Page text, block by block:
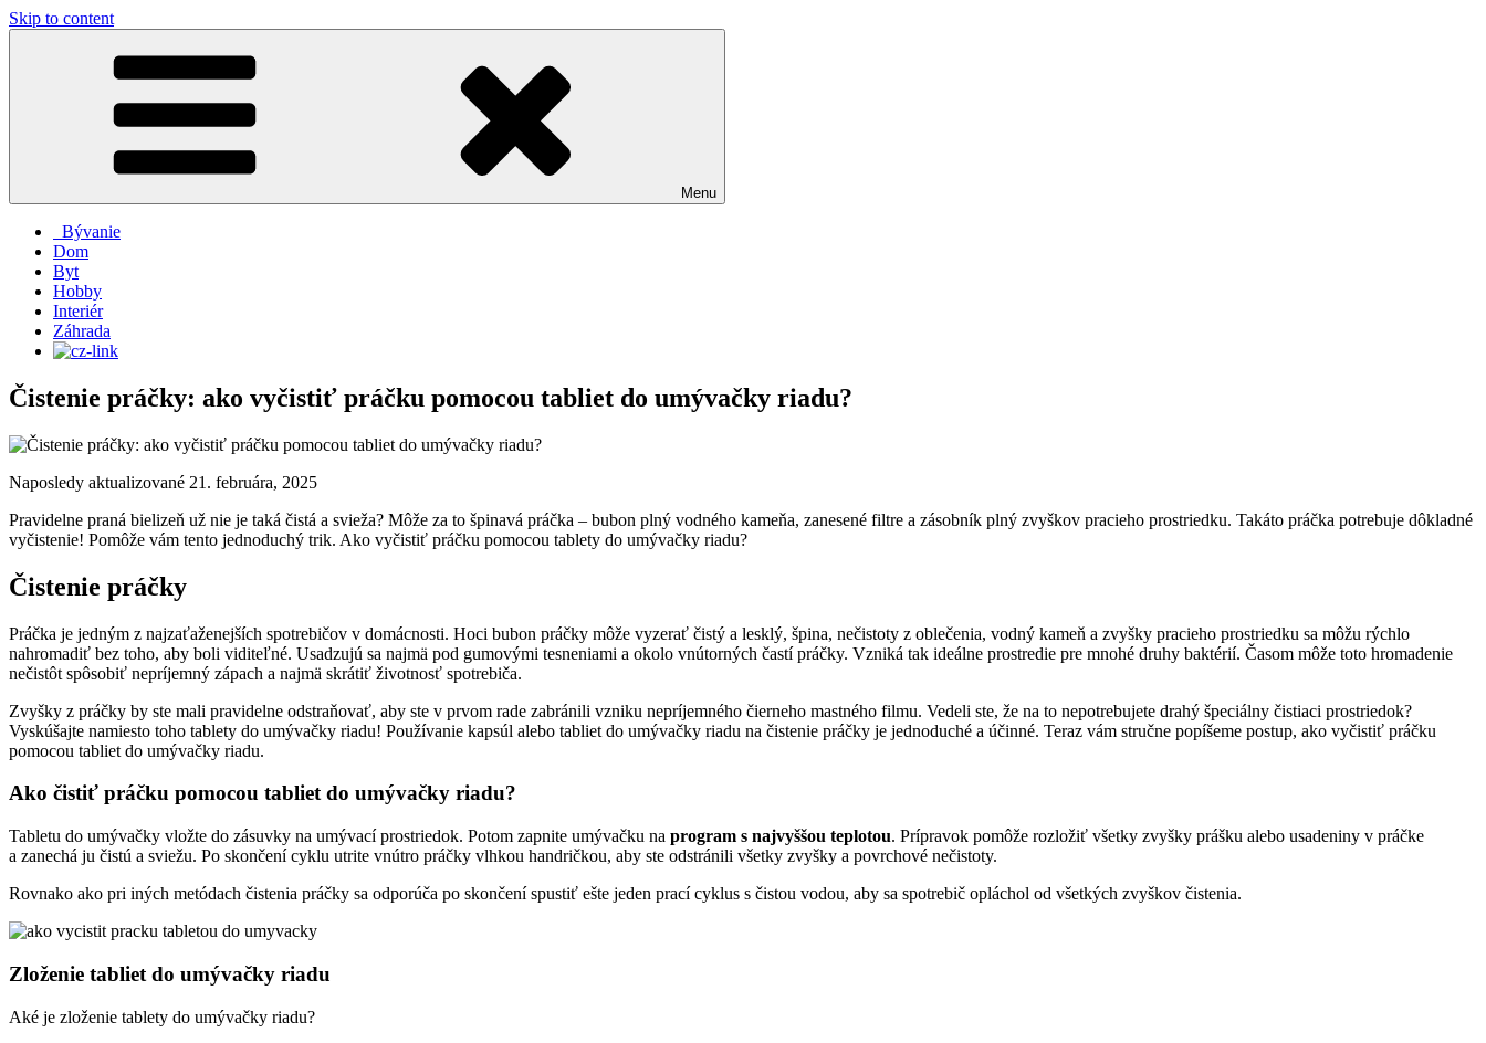
Skip to content
Menu
Bývanie
Dom
Byt
Hobby
Interiér
Záhrada
Čistenie práčky: ako vyčistiť práčku pomocou tabliet do umývačky riadu?
Naposledy aktualizované 21. februára, 2025
Pravidelne praná bielizeň už nie je taká čistá a svieža? Môže za to špinavá práčka – bubon plný vodného kameňa, zanesené filtre a zásobník plný zvyškov pracieho prostriedku. Takáto práčka potrebuje dôkladné
vyčistenie! Pomôže vám tento jednoduchý trik. Ako vyčistiť práčku pomocou tablety do umývačky riadu?
Čistenie práčky
Práčka je jedným z najzaťaženejších spotrebičov v domácnosti. Hoci bubon práčky môže vyzerať čistý a lesklý, špina, nečistoty z oblečenia, vodný kameň a zvyšky pracieho prostriedku sa môžu rýchlo
nahromadiť bez toho, aby boli viditeľné. Usadzujú sa najmä pod gumovými tesneniami a okolo vnútorných častí práčky. Vzniká tak ideálne prostredie pre mnohé druhy baktérií. Časom môže toto hromadenie
nečistôt spôsobiť nepríjemný zápach a najmä skrátiť životnosť spotrebiča.
Zvyšky z práčky by ste mali pravidelne odstraňovať, aby ste v prvom rade zabránili vzniku nepríjemného čierneho mastného filmu. Vedeli ste, že na to nepotrebujete drahý špeciálny čistiaci prostriedok?
Vyskúšajte namiesto toho tablety do umývačky riadu! Používanie kapsúl alebo tabliet do umývačky riadu na čistenie práčky je jednoduché a účinné. Teraz vám stručne popíšeme postup, ako vyčistiť práčku
pomocou tabliet do umývačky riadu.
Ako čistiť práčku pomocou tabliet do umývačky riadu?
Tabletu do umývačky vložte do zásuvky na umývací prostriedok. Potom zapnite umývačku na program s najvyššou teplotou. Prípravok pomôže rozložiť všetky zvyšky prášku alebo usadeniny v práčke
a zanechá ju čistú a sviežu. Po skončení cyklu utrite vnútro práčky vlhkou handričkou, aby ste odstránili všetky zvyšky a povrchové nečistoty.
Rovnako ako pri iných metódach čistenia práčky sa odporúča po skončení spustiť ešte jeden prací cyklus s čistou vodou, aby sa spotrebič opláchol od všetkých zvyškov čistenia.
Zloženie tabliet do umývačky riadu
Aké je zloženie tablety do umývačky riadu?